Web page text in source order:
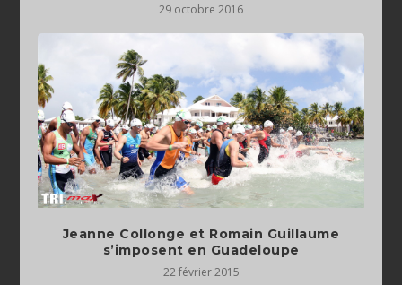
29 octobre 2016
Jeanne Collonge et Romain Guillaume
s’imposent en Guadeloupe
22 février 2015